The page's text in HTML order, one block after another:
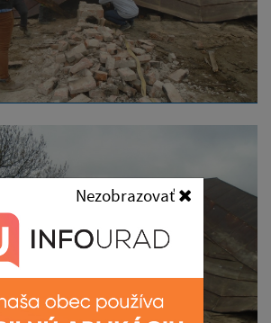
Nezobrazovať